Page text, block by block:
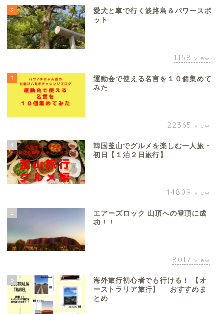
2
愛犬と車で行く淡路島＆パワースポ
ット
1158 view
3
運動会で使える名言を１０個集めて
みた
22365 view
4
韓国釜山でグルメを楽しむ一人旅・
初日【１泊２日旅行】
14809 view
5
エアーズロック 山頂への登頂に成
功！！
8017 view
6
海外旅行初心者でも行ける！ 【オ
ーストラリア旅行】 おすすめま
とめ